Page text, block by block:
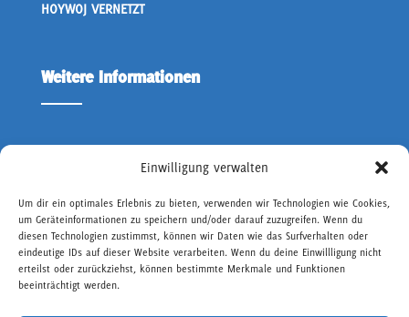
Einwilligung verwalten
Um dir ein optimales Erlebnis zu bieten, verwenden wir Technologien wie Cookies,
um Geräteinformationen zu speichern und/oder darauf zuzugreifen. Wenn du
diesen Technologien zustimmst, können wir Daten wie das Surfverhalten oder
eindeutige IDs auf dieser Website verarbeiten. Wenn du deine Einwillligung nicht
erteilst oder zurückziehst, können bestimmte Merkmale und Funktionen
beeinträchtigt werden.
HOYWOJ VERNETZT
Weitere Informationen
IMPRESSUM
DATENSCHUTZ
BARRIEREFREIHEIT